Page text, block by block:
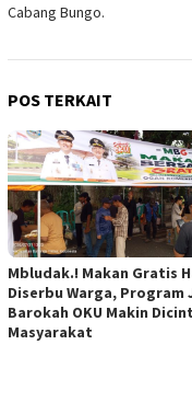
Cabang Bungo.
POS TERKAIT
Mbludak.! Makan Gratis
Diserbu Warga, Program
Barokah OKU Makin
Masyarakat